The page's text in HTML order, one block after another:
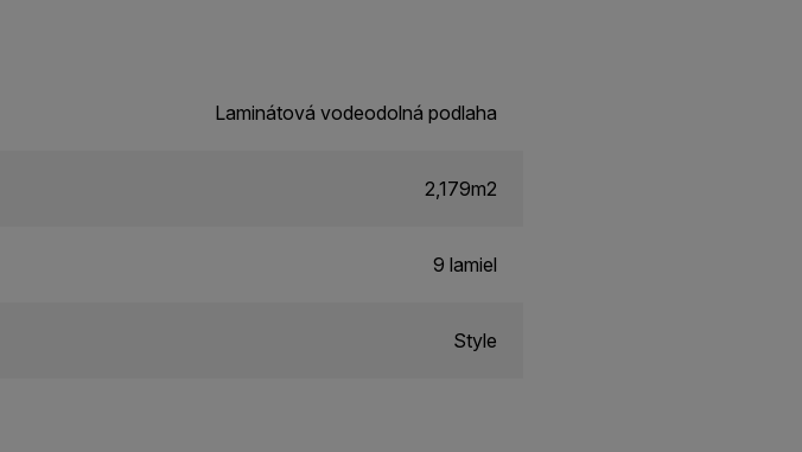
Laminátová vodeodolná podlaha
2,179m2
9 lamiel
Style